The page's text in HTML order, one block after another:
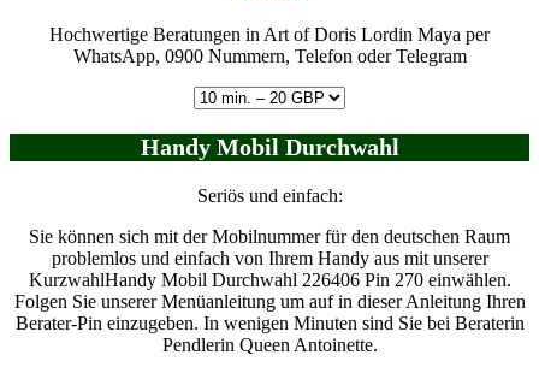
Hochwertige Beratungen in Art of Doris Lordin Maya per
WhatsApp, 0900 Nummern, Telefon oder Telegram
Handy Mobil Durchwahl
Seriös und einfach:
Sie können sich mit der Mobilnummer für den deutschen Raum
problemlos und einfach von Ihrem Handy aus mit unserer
KurzwahlHandy Mobil Durchwahl 226406 Pin 270 einwählen.
Folgen Sie unserer Menüanleitung um auf in dieser Anleitung Ihren
Berater-Pin einzugeben. In wenigen Minuten sind Sie bei Beraterin
Pendlerin Queen Antoinette.